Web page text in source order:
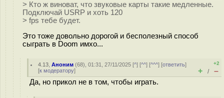
> Кто ж виноват, что звуковые карты такие медленные.
Подключай USRP и хоть 120
> fps тебе будет.
Это тоже довольно дорогой и бесполезный способ
сыграть в Doom имхо...
4.13 ,Аноним (68), 01:31, 27/11/2025 [^] [^^] [^^^] [ответить]
[к модератору]
+2
+ / –
Да, но прикол не в том, чтобы играть.